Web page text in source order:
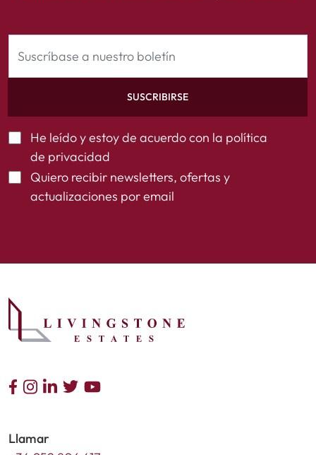
SUSCRIBIRSE
He leído y estoy de acuerdo con la política
de privacidad
Quiero recibir newsletters, ofertas y
actualizaciones por email
Llamar